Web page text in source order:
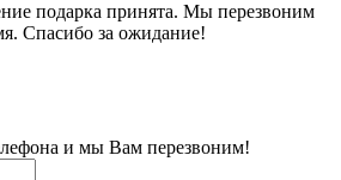
подарка принята. Мы перезвоним
Спасибо за ожидание!
и мы Вам перезвоним!